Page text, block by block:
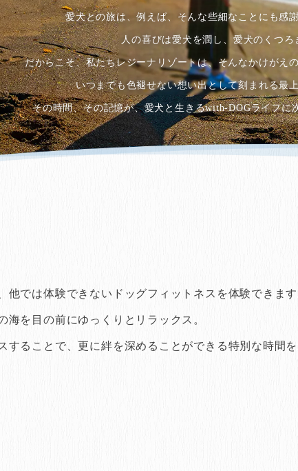
愛犬との旅は、例えば、そんな些細なことにも感
人の喜びは愛犬を潤し、愛犬のくつろ
だからこそ、私たちレジーナリゾートは、そんなかけがえ
いつまでも色褪せない想い出として刻まれる最
その時間、その記憶が、愛犬と生きるwith-DOGライフに
他では体験できないドッグフィットネスを体験できます
海を目の前にゆっくりとリラックス。
することで、更に絆を深めることができる特別な時間を